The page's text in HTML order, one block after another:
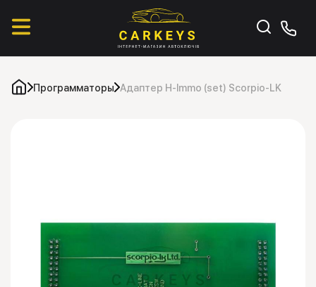
Программаторы Адаптер H-Immo (set) Scorpio-LK